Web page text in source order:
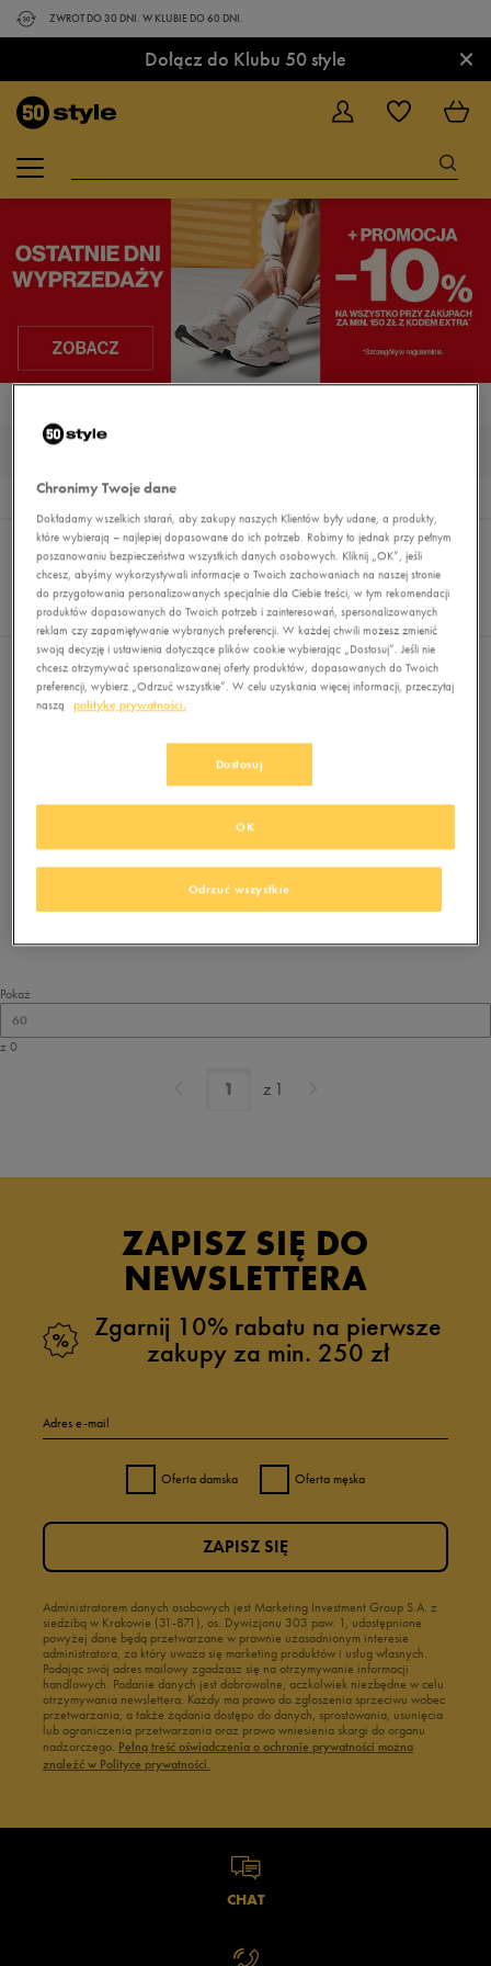
ZWROT DO 30 DNI. W KLUBIE DO 60 DNI.
Dołącz do Klubu 50 style ×
0
Wyników
Sortuj:
REKOMENDOWANE
FILTRUJ
Pokaż
60
z 0
Nie wybrano filtrów
Zmień kryteria wyszukiwania lub
usuń wybrane filtry
Pokaż
60
z 0
z 1
ZAPISZ SIĘ DO
NEWSLETTERA
Zgarnij 10% rabatu na pierwsze
zakupy za min. 250 zł
Adres e-mail
Oferta damska Oferta męska
Administratorem danych osobowych jest Marketing Investment Group S.A. z
siedzibą w Krakowie (31-871), os. Dywizjonu 303 paw. 1, udostępnione
powyżej dane będą przetwarzane w prawnie uzasadnionym interesie
administratora, za który uważa się marketing produktów i usług własnych.
Podając swój adres mailowy zgadzasz się na otrzymywanie informacji
handlowych. Podanie danych jest dobrowolne, aczkolwiek niezbędne w celu
otrzymywania newslettera. Każdy ma prawo do zgłoszenia sprzeciwu wobec
przetwarzania, a także żądania dostępu do danych, sprostowania, usunięcia
lub ograniczenia przetwarzania oraz prawo wniesienia skargi do organu
nadzorczego. Pełną treść oświadczenia o ochronie prywatności można
znaleźć w Polityce prywatności.
ZAPISZ SIĘ
CHAT
Chronimy Twoje dane
Dokładamy wszelkich starań, aby zakupy naszych Klientów były udane, a produkty,
które wybierają – najlepiej dopasowane do ich potrzeb. Robimy to jednak przy pełnym
poszanowaniu bezpieczeństwa wszystkich danych osobowych. Kliknij „OK”, jeśli
chcesz, abyśmy wykorzystywali informacje o Twoich zachowaniach na naszej stronie
do przygotowania personalizowanych specjalnie dla Ciebie treści, w tym rekomendacji
produktów dopasowanych do Twoich potrzeb i zainteresowań, spersonalizowanych
reklam czy zapamiętywanie wybranych preferencji. W każdej chwili możesz zmienić
swoją decyzję i ustawienia dotyczące plików cookie wybierając „Dostosuj”. Jeśli nie
chcesz otrzymywać spersonalizowanej oferty produktów, dopasowanych do Twoich
preferencji, wybierz „Odrzuć wszystkie”. W celu uzyskania więcej informacji, przeczytaj
naszą
politykę prywatności.
Dostosuj
Odrzuć wszystkie
OK